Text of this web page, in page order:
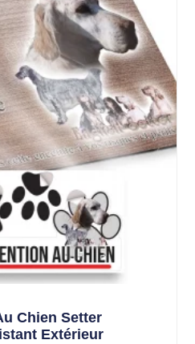
Chien Setter
Extérieur